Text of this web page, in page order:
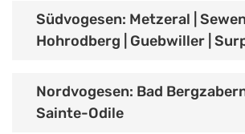
Südvogesen: Metzeral | Sewen
Hohrodberg | Guebwiller |
Nordvogesen: Bad
Sainte-Odile